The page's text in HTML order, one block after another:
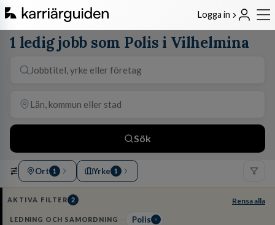
Logga in
1 ledig jobb som Polis i Vilhelmina
Sök
Ort 1 Yrke 1
AKTIVA FILTER 2 Rensa alla
LEDNING OCH SAMORDNING Polis